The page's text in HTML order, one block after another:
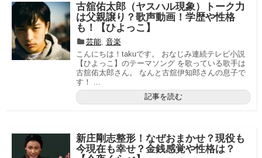
古舘佑太郎（ヤスハル現象）トーク力
は父親譲り？歌声動画！学歴や性格
も！【ひよっこ】
芸能, 音楽
こんにちは！takuです。 おなじみ連続テレビ小説
【ひよっこ】のテーマソング を歌っている歌手は
古舘佑太郎さん。 なんと古舘伊知郎さんの息子で
す！ ...
記事を読む
新庄剛志整形！なぜおまかせ？現役も
今現在も幸せ？金銭感覚や性格は？